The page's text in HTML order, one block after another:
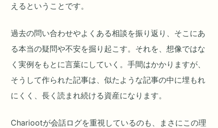
えるということです。
過去の問い合わせやよくある相談を振り返り、そこにあ
る本当の疑問や不安を掘り起こす。それを、想像ではな
く実例をもとに言葉にしていく。手間はかかりますが、
そうして作られた記事は、似たような記事の中に埋もれ
にくく、長く読まれ続ける資産になります。
Chariootが会話ログを重視しているのも、まさにこの理